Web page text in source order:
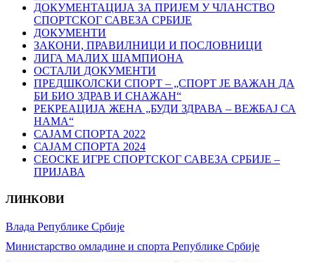
ДОКУМЕНТАЦИЈА ЗА ПРИЈЕМ У ЧЛАНСТВО
СПОРТСКОГ САВЕЗА СРБИЈЕ
ДОКУМЕНТИ
ЗАКОНИ, ПРАВИЛНИЦИ И ПОСЛОВНИЦИ
ЛИГА МАЛИХ ШАМПИОНА
ОСТАЛИ ДОКУМЕНТИ
ПРЕДШКОЛСКИ СПОРТ – „СПОРТ ЈЕ ВАЖАН ДА
БИ БИО ЗДРАВ И СНАЖАН“
РЕКРЕАЦИЈА ЖЕНА „БУДИ ЗДРАВА – ВЕЖБАЈ СА
НАМА“
САЈАМ СПОРТА 2022
САЈАМ СПОРТА 2024
СЕОСКЕ ИГРЕ СПОРТСКОГ САВЕЗА СРБИЈЕ –
ПРИЈАВА
ЛИНКОВИ
Влада Републике Србије
Министарство омладине и спорта Републике Србије